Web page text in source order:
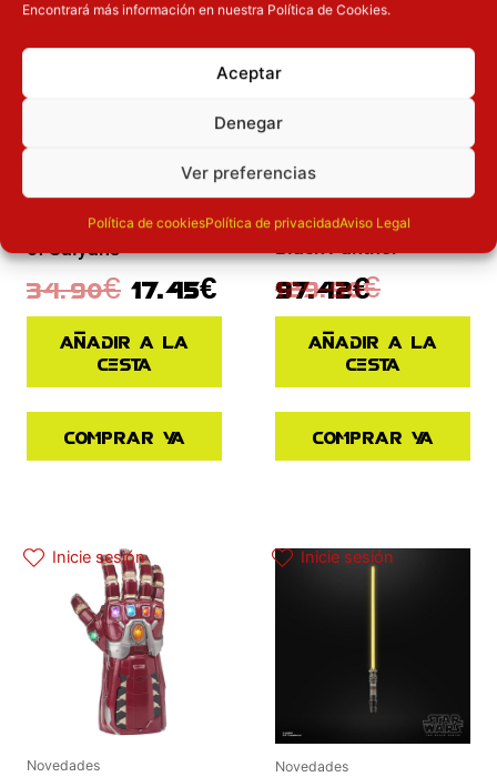
Encontrará más información en nuestra Política de Cookies.
Aceptar
Denegar
Ver preferencias
Política de cookiesPolítica de privacidadAviso Legal
Novedades
Figura Bardock Blood
of Saiyans
34.90€ 17.45€
Añadir a la
cesta
Comprar ya
Novedades
Casco Electronico
Black Panther
129.90€
97.42€
Añadir a la
cesta
Comprar ya
Inicie sesión
Novedades
Inicie sesión
Novedades